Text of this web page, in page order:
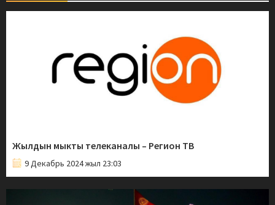
Жылдын мыкты телеканалы – Регион ТВ
9 Декабрь 2024 жыл 23:03